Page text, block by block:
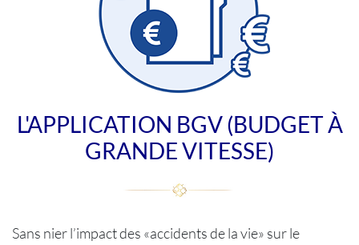
L'APPLICATION BGV (BUDGET À
GRANDE VITESSE)
Sans nier l’impact des «accidents de la vie» sur le